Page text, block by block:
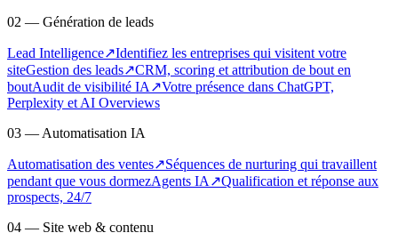
02 — Génération de leads
Lead Intelligence↗Identifiez les entreprises qui visitent votre
siteGestion des leads↗CRM, scoring et attribution de bout en
boutAudit de visibilité IA ↗Votre présence dans ChatGPT,
Perplexity et AI Overviews
03 — Automatisation IA
Automatisation des ventes↗Séquences de nurturing qui travaillent
pendant que vous dormezAgents IA ↗Qualification et réponse aux
prospects, 24/7
04 — Site web & contenu